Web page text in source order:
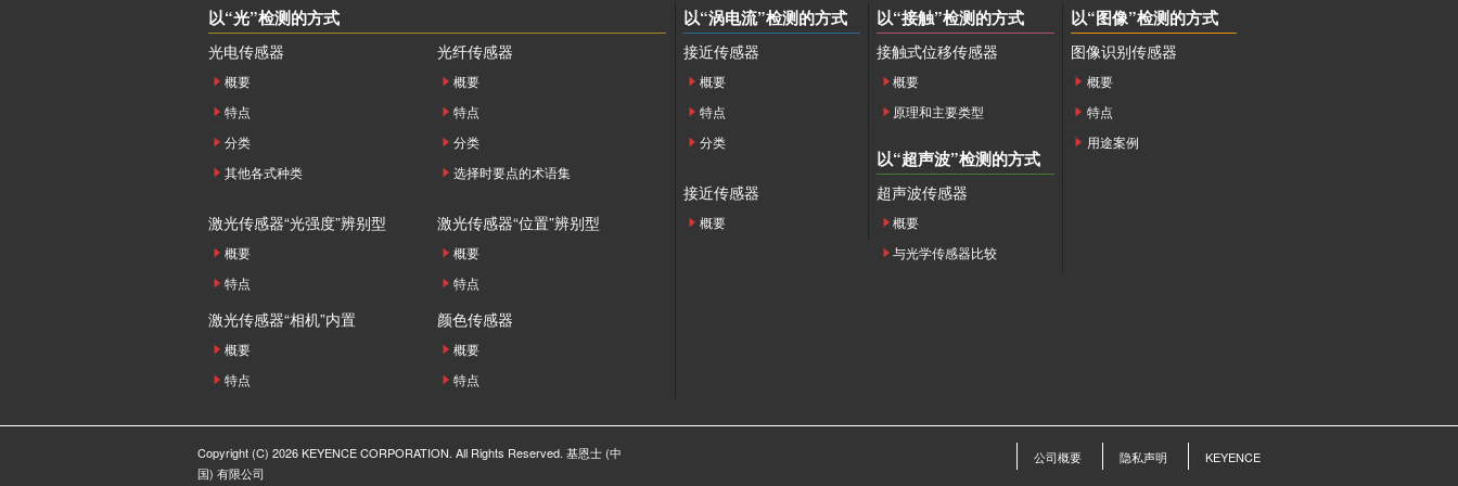
以“光”检测的方式
光电传感器
概要
特点
分类
其他各式种类
激光传感器“光强度”辨别型
概要
特点
激光传感器“相机”内置
概要
特点
光纤传感器
概要
特点
分类
选择时要点的术语集
激光传感器“位置”辨别型
概要
特点
颜色传感器
概要
特点
以“涡电流”检测的方式
接近传感器
概要
特点
分类
接近传感器
概要
以“接触”检测的方式
接触式位移传感器
概要
原理和主要类型
以“超声波”检测的方式
超声波传感器
概要
与光学传感器比较
以“图像”检测的方式
图像识别传感器
概要
特点
用途案例
公司概要 隐私声明 KEYENCE
Copyright (C) 2026 KEYENCE CORPORATION. All Rights Reserved. 基恩士 (中
国) 有限公司